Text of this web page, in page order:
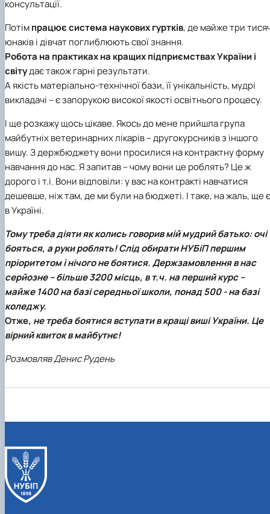
консультації.
Потімпрацює система наукових гуртків, де майже три
юнаків і дівчат поглиблюють свої знання.
Робота на практиках на кращих підприємствах України і
світудає також гарні результати.
А якість матеріально-технічної бази, її унікальність, мудрі
викладачі – є запорукою високої якості освітнього процесу.
І ще розкажу щось цікаве. Якось до мене прийшла група
майбутніх ветеринарних лікарів – другокурсників з іншого
вишу. З держбюджету вони просилися на контрактну форму
навчання до нас. Я запитав – чому вони це роблять? Це ж
дорого і т.і. Вони відповіли: у вас на контракті навчатися
дешевше, ніж там, де ми були на бюджеті. І таке, на жаль, ще є
в Україні.
Тому треба діяти як колись говорив мій мудрий батько: очі
бояться, а руки роблять!Слід обирати НУБіП першим
пріоритетом і нічого не боятися. Держзамовлення в нас
серйозне – більше 3200 місць, в т.ч. на перший курс –
майже 1400 на базі середньої школи, понад 500 - на базі
коледжу.
Отже, не треба боятися вступати в кращі виші України. Це
вірний квиток в майбутнє!
Розмовляв Денис Рудень